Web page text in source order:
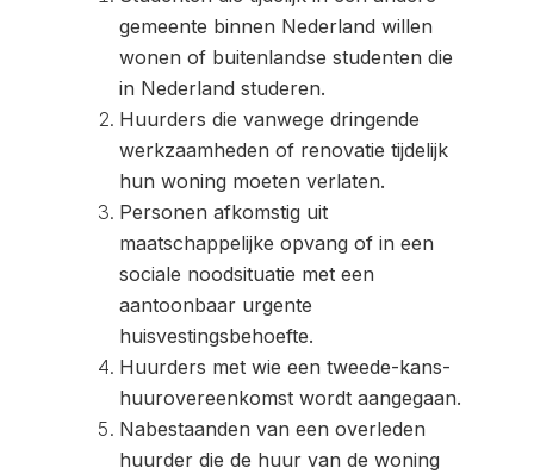
gemeente binnen Nederland willen
wonen of buitenlandse studenten die
in Nederland studeren.
Huurders die vanwege dringende
werkzaamheden of renovatie tijdelijk
hun woning moeten verlaten.
Personen afkomstig uit
maatschappelijke opvang of in een
sociale noodsituatie met een
aantoonbaar urgente
huisvestingsbehoefte.
Huurders met wie een tweede-kans-
huurovereenkomst wordt aangegaan.
Nabestaanden van een overleden
huurder die de huur van de woning